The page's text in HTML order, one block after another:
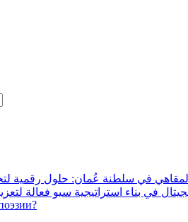
في سلطنة عُمان: حلول رقمية
في بناء استراتيجية سيو فعالة